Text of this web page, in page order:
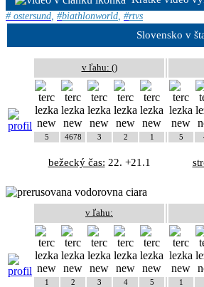
# ostersund #biathlonworld #rtvs
Slovensko v
v ľahu: ()
5 4678 3 2 1 5
bežecký čas: 22. +21.1
v ľahu:
1 2 3 4 5 1